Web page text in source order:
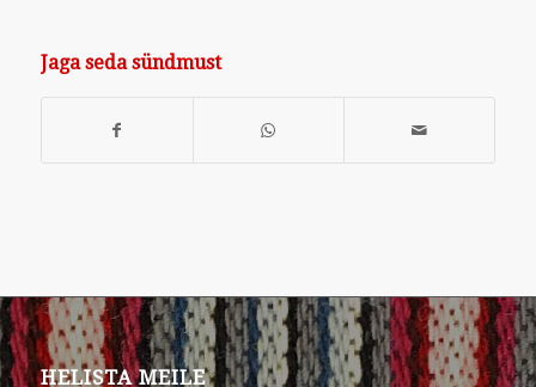
Jaga seda sündmust
HELISTA MEILE